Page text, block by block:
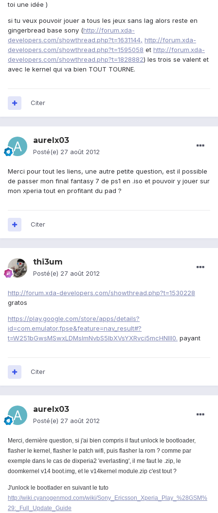
toi une idée )
si tu veux pouvoir jouer a tous les jeux sans lag alors reste en
gingerbread base sony (http://forum.xda-
developers.com/showthread.php?t=1631144, http://forum.xda-
developers.com/showthread.php?t=1595058 et http://forum.xda-
developers.com/showthread.php?t=1828882) les trois se valent et
avec le kernel qui va bien TOUT TOURNE.
Citer
aurelx03
Posté(e) 27 août 2012
Merci pour tout les liens, une autre petite question, est il possible
de passer mon final fantasy 7 de ps1 en .iso et pouvoir y jouer sur
mon xperia tout en profitant du pad ?
Citer
thi3um
Posté(e) 27 août 2012
http://forum.xda-developers.com/showthread.php?t=1530228
gratos
https://play.google.com/store/apps/details?
id=com.emulator.fpse&feature=nav_result#?
t=W251bGwsMSwxLDMsImNvbS5lbXVsYXRvci5mcHNlIl0. payant
Citer
aurelx03
Posté(e) 27 août 2012
Merci, dernière question, si j'ai bien compris il faut unlock le bootloader,
flasher le kernel, flasher le patch wifi, puis flasher la rom ? comme par
exemple dans le cas de dixperia2 'everlasting', il me faut le .zip, le
doomkernel v14 boot.img, et le v14kernel module.zip c'est tout ?
J'unlock le bootlader en suivant le tuto
http://wiki.cyanogenmod.com/wiki/Sony_Ericsson_Xperia_Play_%28GSM%
29:_Full_Update_Guide